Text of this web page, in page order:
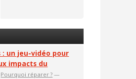
: un jeu-vidéo pour
impacts du
Pourquoi réparer ? —